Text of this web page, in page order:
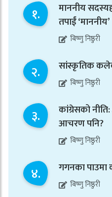
१.
माननीय
तपाईं ‘माननीय’
बिष्णु निष्ठुरी
२. सांस्कृतिक
बिष्णु निष्ठुरी
३.
कांग्रेसको
आचरण पनि?
बिष्णु निष्ठुरी
४. गगनका पाउमा
बिष्णु निष्ठुरी